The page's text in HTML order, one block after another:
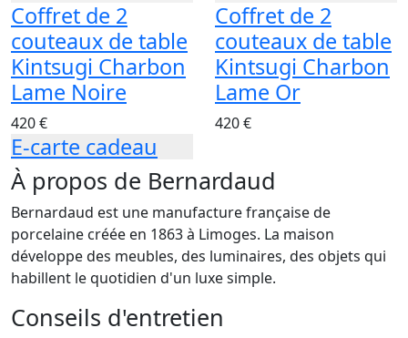
Coffret de 2
couteaux de table
Kintsugi Charbon
Lame Noire
420 €
Coffret de 2
couteaux de table
Kintsugi Charbon
Lame Or
420 €
E-carte cadeau
À propos de Bernardaud
Bernardaud est une manufacture française de
porcelaine créée en 1863 à Limoges. La maison
développe des meubles, des luminaires, des objets qui
habillent le quotidien d'un luxe simple.
Conseils d'entretien